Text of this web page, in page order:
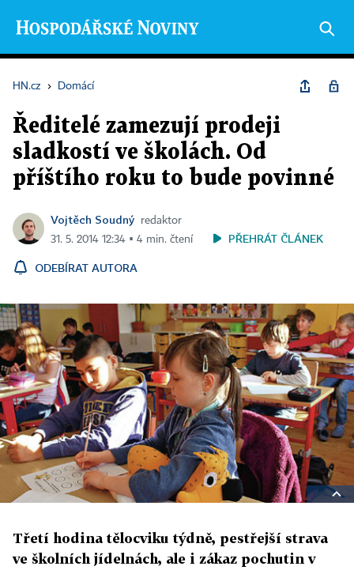
HN.cz › Domácí
Ředitelé zamezují prodeji
sladkostí ve školách. Od
příštího roku to bude povinné
Vojtěch Soudný
redaktor
31. 5. 2014 12:34 ▪ 4 min. čtení
PŘEHRÁT ČLÁNEK
ODEBÍRAT AUTORA
Třetí hodina tělocviku týdně, pestřejší strava
ve školních jídelnách, ale i zákaz pochutin v